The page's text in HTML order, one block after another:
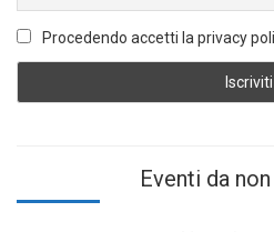
Procedendo accetti la privacy
Eventi da